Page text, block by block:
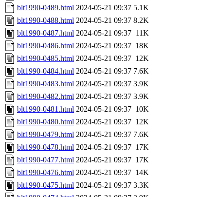
blt1990-0489.html 2024-05-21 09:37 5.1K
blt1990-0488.html 2024-05-21 09:37 8.2K
blt1990-0487.html 2024-05-21 09:37 11K
blt1990-0486.html 2024-05-21 09:37 18K
blt1990-0485.html 2024-05-21 09:37 12K
blt1990-0484.html 2024-05-21 09:37 7.6K
blt1990-0483.html 2024-05-21 09:37 3.9K
blt1990-0482.html 2024-05-21 09:37 3.9K
blt1990-0481.html 2024-05-21 09:37 10K
blt1990-0480.html 2024-05-21 09:37 12K
blt1990-0479.html 2024-05-21 09:37 7.6K
blt1990-0478.html 2024-05-21 09:37 17K
blt1990-0477.html 2024-05-21 09:37 17K
blt1990-0476.html 2024-05-21 09:37 14K
blt1990-0475.html 2024-05-21 09:37 3.3K